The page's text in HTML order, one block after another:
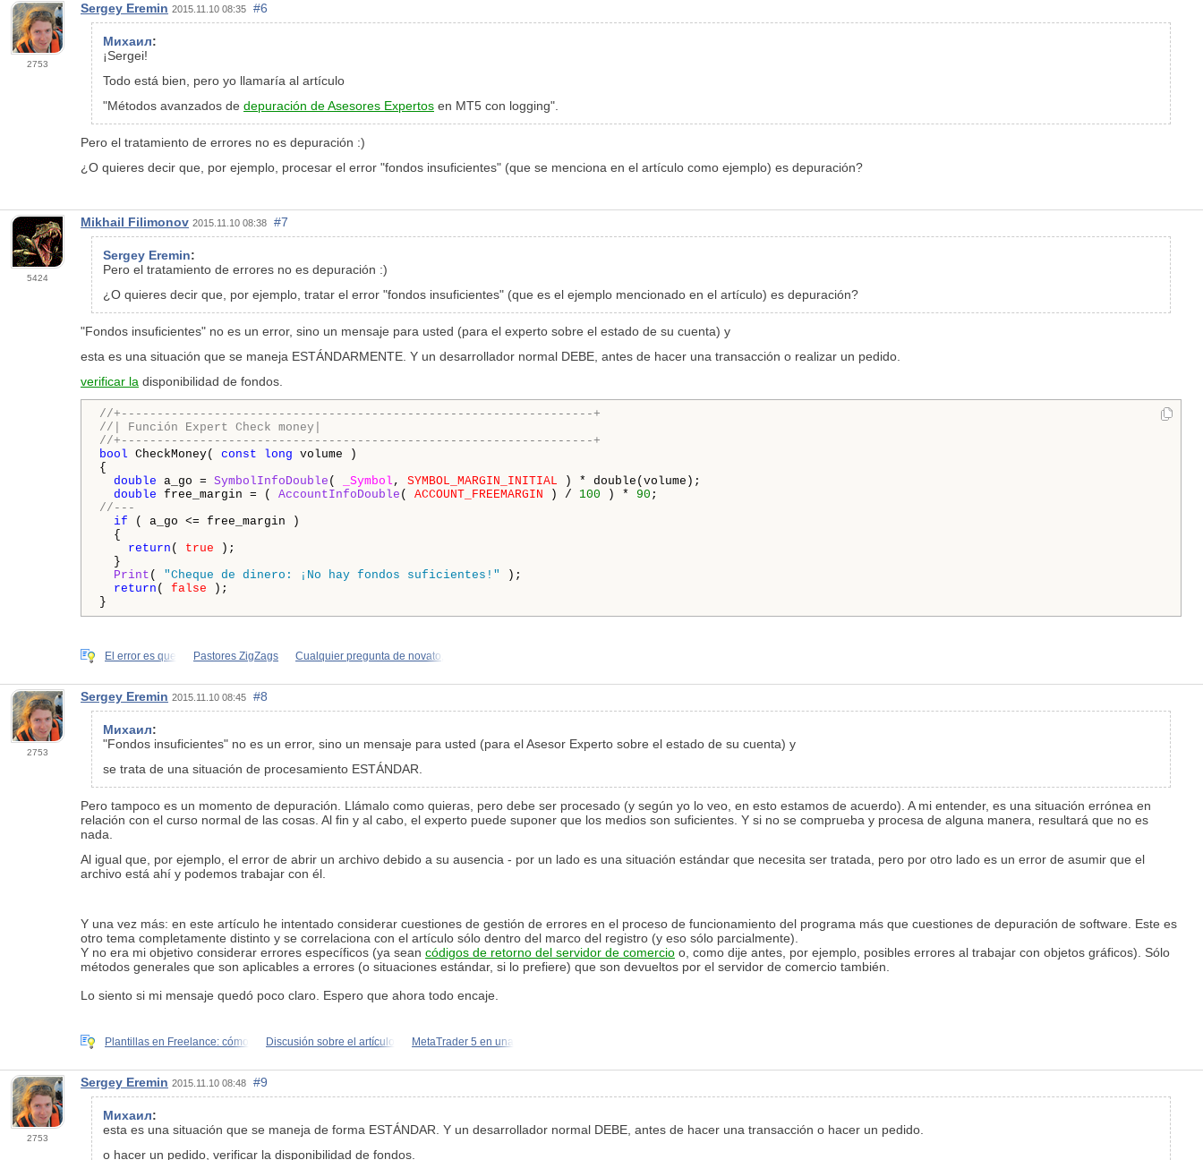
2753
Sergey Eremin 2015.11.10 08:35 #6
Михаил:
¡Sergei!
Todo está bien, pero yo llamaría al artículo
"Métodos avanzados de depuración de Asesores Expertos en MT5 con logging".
Pero el tratamiento de errores no es depuración :)
¿O quieres decir que, por ejemplo, procesar el error "fondos insuficientes" (que se menciona en el artículo como ejemplo) es depuración?
5424
Mikhail Filimonov 2015.11.10 08:38 #7
Sergey Eremin:
Pero el tratamiento de errores no es depuración :)
¿O quieres decir que, por ejemplo, tratar el error "fondos insuficientes" (que es el ejemplo mencionado en el artículo) es depuración?
"Fondos insuficientes" no es un error, sino un mensaje para usted (para el experto sobre el estado de su cuenta) y
esta es una situación que se maneja ESTÁNDARMENTE. Y un desarrollador normal DEBE, antes de hacer una transacción o realizar un pedido.
verificar la disponibilidad de fondos.
//+------------------------------------------------------------------+
//| Función Expert Check money|
//+------------------------------------------------------------------+
bool CheckMoney( const long volume )
{
double a_go = SymbolInfoDouble ( _Symbol , SYMBOL_MARGIN_INITIAL ) * double(volume);
double free_margin = ( AccountInfoDouble ( ACCOUNT_FREEMARGIN ) / 100 ) * 90
//---
if ( a_go <= free_margin )
{
return ( true );
}
Print ( "Cheque de dinero: ¡No hay fondos suficientes!"
);
return ( false );
}
El error es que Pastores ZigZags Cualquier pregunta de novato,
2753
Sergey Eremin 2015.11.10 08:45 #8
Михаил:
"Fondos insuficientes" no es un error, sino un mensaje para usted (para el Asesor Experto sobre el estado de su cuenta) y
se trata de una situación de procesamiento ESTÁNDAR.
Pero tampoco es un momento de depuración. Llámalo como quieras, pero debe ser procesado (y según yo lo veo, en esto estamos de acuerdo). A mi entender, es una situación errónea en
relación con el curso normal de las cosas. Al fin y al cabo, el experto puede suponer que los medios son suficientes. Y si no se comprueba y procesa de alguna manera, resultará que no es
nada.
Al igual que, por ejemplo, el error de abrir un archivo debido a su ausencia - por un lado es una situación estándar que necesita ser tratada, pero por otro lado es un error de asumir que el
archivo está ahí y podemos trabajar con él.
Y una vez más: en este artículo he intentado considerar cuestiones de gestión de errores en el proceso de funcionamiento del programa más que cuestiones de depuración de software. Este es
otro tema completamente distinto y se correlaciona con el artículo sólo dentro del marco del registro (y eso sólo parcialmente).
Y no era mi objetivo considerar errores específicos (ya sean códigos de retorno del servidor de comercio o, como dije antes, por ejemplo, posibles errores al trabajar con objetos gráficos). Sólo
métodos generales que son aplicables a errores (o situaciones estándar, si lo prefiere) que son devueltos por el servidor de comercio también.
Lo siento si mi mensaje quedó poco claro. Espero que ahora todo encaje.
Plantillas en Freelance: cómo Discusión sobre el artículo MetaTrader 5 en una
2753
Sergey Eremin 2015.11.10 08:48 #9
Михаил:
esta es una situación que se maneja de forma ESTÁNDAR. Y un desarrollador normal DEBE, antes de hacer una transacción o hacer un pedido.
o hacer un pedido, verificar la disponibilidad de fondos.